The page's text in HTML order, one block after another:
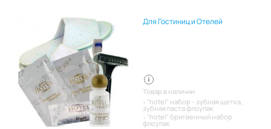
Для Гостиниц и Отелей
Товар в наличии:
"hotel" набор - зубная щетка,
зубная паста флоупак
"hotel" бритвенный набор
флоупак